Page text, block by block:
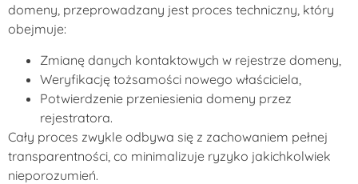
domeny, przeprowadzany jest proces techniczny, który
obejmuje:
Zmianę danych kontaktowych w rejestrze domeny,
Weryfikację tożsamości nowego właściciela,
Potwierdzenie przeniesienia domeny przez
rejestratora.
Cały proces zwykle odbywa się z zachowaniem pełnej
transparentności, co minimalizuje ryzyko jakichkolwiek
nieporozumień.